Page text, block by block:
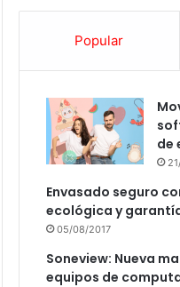
Popular
de
Envasado seguro
ecológica y
05/08/2017
Soneview: Nueva
equipos de